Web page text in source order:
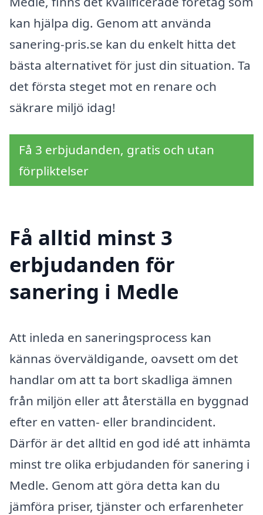
kan hjälpa dig. Genom att använda
sanering-pris.se kan du enkelt hitta det
bästa alternativet för just din situation. Ta
det första steget mot en renare och
säkrare miljö idag!
Få 3 erbjudanden, gratis och utan
förpliktelser
Få alltid minst 3
erbjudanden för
sanering i Medle
Att inleda en saneringsprocess kan
kännas överväldigande, oavsett om det
handlar om att ta bort skadliga ämnen
från miljön eller att återställa en byggnad
efter en vatten- eller brandincident.
Därför är det alltid en god idé att inhämta
minst tre olika erbjudanden för sanering i
Medle. Genom att göra detta kan du
jämföra priser, tjänster och erfarenheter